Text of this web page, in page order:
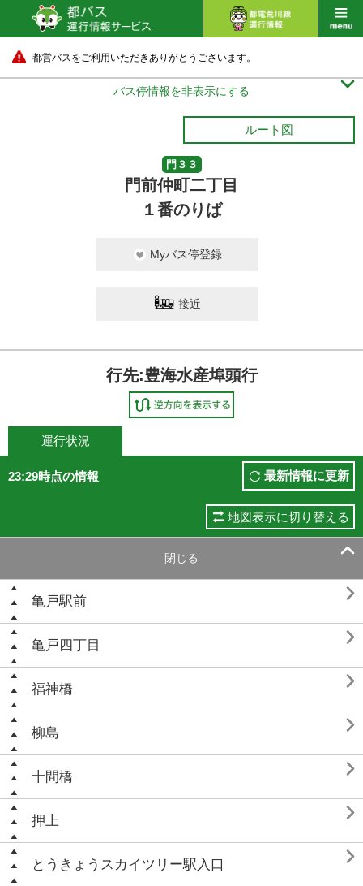
都営バスをご利用いただきありがとうございます。
バス停情報を非表示にする 
ルート図
門３３
門前仲町二丁目
１番のりば
Myバス停登録
接近
行先:豊海水産埠頭行
運行状況
23:29時点の情報 最新情報に更新
地図表示に切り替える
閉じる 
亀戸駅前 
亀戸四丁目 
福神橋 
柳島 
十間橋 
押上 
とうきょうスカイツリー駅入口 